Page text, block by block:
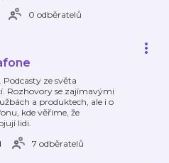
0 odběratelů
Podcasty ze světa
Rozhovory se zajímavými
a produktech, ale i o
kde věříme, že
lidi.
7 odběratelů